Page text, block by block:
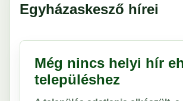
Egyházaskesző hírei
Még nincs helyi hír
településhez